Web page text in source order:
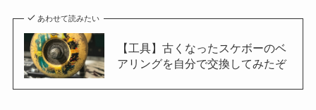
あわせて読みたい
【工具】古くなったスケボーのベ
アリングを自分で交換してみたぞ